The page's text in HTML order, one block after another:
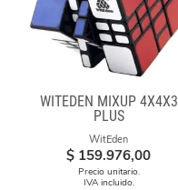
WITEDEN MIXUP 4X4X3
PLUS
WitEden
$ 159.976,00
Precio unitario.
IVA incluido.